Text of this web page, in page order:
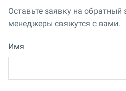
Оставьте заявку на
менеджеры свяжутся с вами.
Имя